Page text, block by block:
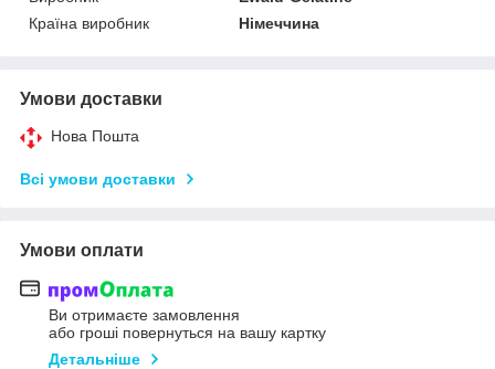
Країна виробник
Німеччина
Умови доставки
Нова Пошта
Всі умови доставки
Умови оплати
Ви отримаєте замовлення
або гроші повернуться на вашу картку
Детальніше